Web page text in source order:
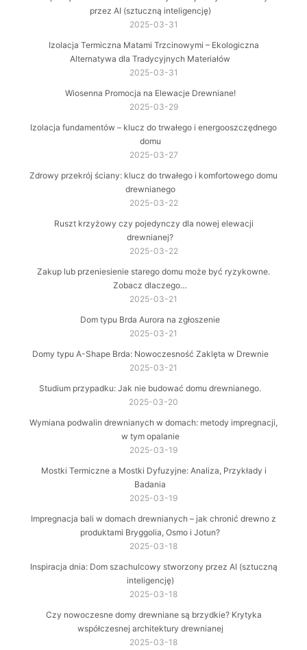
przez AI (sztuczną inteligencję)
2025-03-31
Izolacja Termiczna Matami Trzcinowymi – Ekologiczna
Alternatywa dla Tradycyjnych Materiałów
2025-03-31
Wiosenna Promocja na Elewacje Drewniane!
2025-03-29
Izolacja fundamentów – klucz do trwałego i energooszczędnego
domu
2025-03-27
Zdrowy przekrój ściany: klucz do trwałego i komfortowego domu
drewnianego
2025-03-22
Ruszt krzyżowy czy pojedynczy dla nowej elewacji
drewnianej?
2025-03-22
Zakup lub przeniesienie starego domu może być ryzykowne.
Zobacz dlaczego…
2025-03-21
Dom typu Brda Aurora na zgłoszenie
2025-03-21
Domy typu A-Shape Brda: Nowoczesność Zaklęta w Drewnie
2025-03-21
Studium przypadku: Jak nie budować domu drewnianego.
2025-03-20
Wymiana podwalin drewnianych w domach: metody impregnacji,
w tym opalanie
2025-03-19
Mostki Termiczne a Mostki Dyfuzyjne: Analiza, Przykłady i
Badania
2025-03-19
Impregnacja bali w domach drewnianych – jak chronić drewno z
produktami Bryggolia, Osmo i Jotun?
2025-03-18
Inspiracja dnia: Dom szachulcowy stworzony przez AI (sztuczną
inteligencję)
2025-03-18
Czy nowoczesne domy drewniane są brzydkie? Krytyka
współczesnej architektury drewnianej
2025-03-18